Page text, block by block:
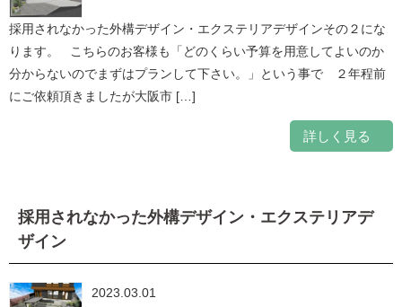
採用されなかった外構デザイン・エクステリアデザインその２にな
ります。 こちらのお客様も「どのくらい予算を用意してよいのか
分からないのでまずはプランして下さい。」という事で ２年程前
にご依頼頂きましたが大阪市 […]
詳しく見る
採用されなかった外構デザイン・エクステリアデ
ザイン
2023.03.01